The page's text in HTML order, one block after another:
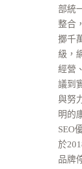
部統
整合
擲千
級，
經營
議到
與努
明的
SEO
於
品牌